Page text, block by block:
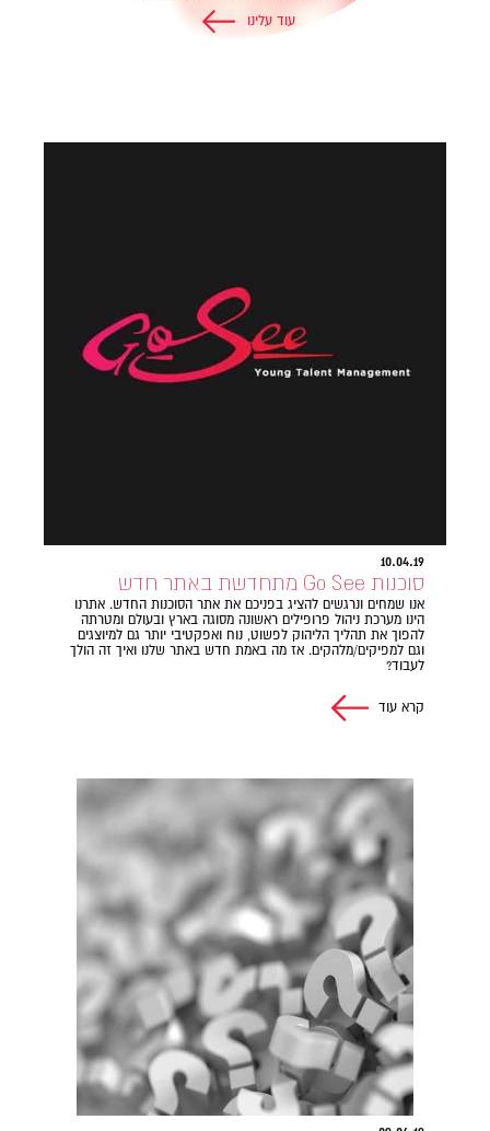
עוד עלינו
10.04.19
סוכנות Go See מתחדשת באתר חדש
אנו שמחים ונרגשים להציג בפניכם את אתר הסוכנות החדש. אתרנו
הינו מערכת ניהול פרופילים ראשונה מסוגה בארץ ובעולם ומטרתה
להפוך את תהליך הליהוק לפשוט, נוח ואפקטיבי יותר גם למיוצגים
וגם למפיקים/מלהקים. אז מה באמת חדש באתר שלנו ואיך זה הולך
לעבוד?
קרא עוד